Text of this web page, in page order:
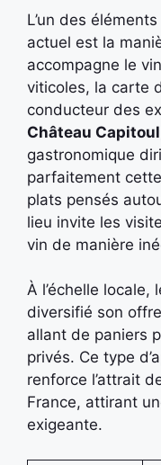
L’un des
actuel est la
accompagne le
viticoles, la carte
conducteur des
Château Capitoul
gastronomique
parfaitement
plats pensés
lieu invite les
vin de manière
À l’échelle locale,
diversifié son
allant de paniers
privés. Ce type
renforce l’attrait
France, attirant
exigeante.